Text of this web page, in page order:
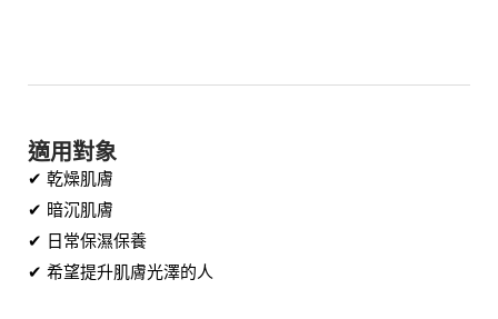
適用對象
✔ 乾燥肌膚
✔ 暗沉肌膚
✔ 日常保濕保養
✔ 希望提升肌膚光澤的人